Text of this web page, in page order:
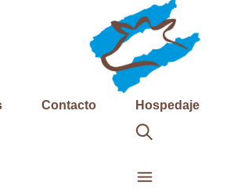
Contacto Hospedaje